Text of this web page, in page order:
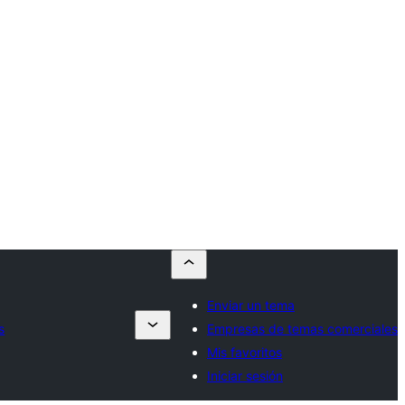
Enviar un tema
Empresas de temas comerciales
Mis favoritos
Iniciar sesión